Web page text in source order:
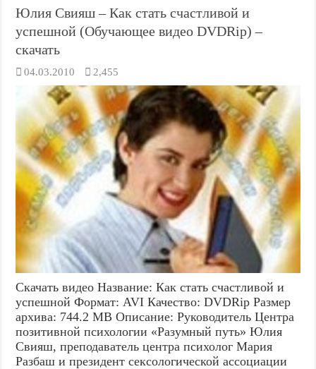
Юлия Свияш – Как стать счастливой и
успешной (Обучающее видео DVDRip) –
скачать
04.03.2010 2,455
Скачать видео Название: Как стать счастливой и
успешной Формат: AVI Качество: DVDRip Размер
архива: 744.2 МВ Описание: Руководитель Центра
позитивной психологии «Разумный путь» Юлия
Свияш, преподаватель центра психолог Мария
Разбаш и президент сексологической ассоциации